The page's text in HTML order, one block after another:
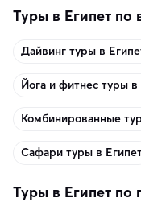
Туры в Египет по
Дайвинг туры в
Йога и фитнес туры в
Комбинированные
Сафари туры в
Туры в Египет по